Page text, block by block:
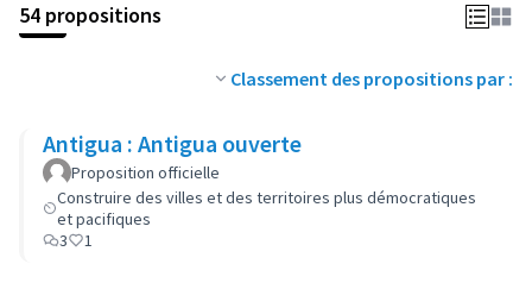
54 propositions
Classement des propositions par :
Antigua : Antigua ouverte
Proposition officielle
Construire des villes et des territoires plus démocratiques
et pacifiques
3
1